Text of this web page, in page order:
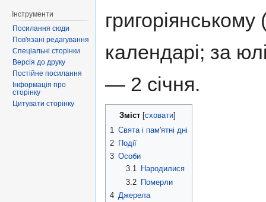
календарі; за
— 2 січня.
Зміст [сховати]
1 Свята і пам'ятні дні
2 Події
3 Особи
3.1
Народилися
3.2 Померли
4 Джерела
Інструменти
Посилання сюди
Пов'язані редагування
Спеціальні сторінки
Версія до друку
Постійне посилання
Інформація про
сторінку
Цитувати сторінку